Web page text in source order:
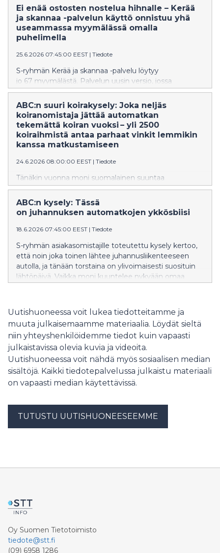
toteutettu pakkausuudistus vähentää pakkauksissa
käytetyn muovin määrää vuositasolla yli 34 000 kg.
Tämä vastaa yhteensä yli 1,6 miljoonaa muovikassia.
Ei enää ostosten nostelua hihnalle – Kerää
ja skannaa -palvelun käyttö onnistuu yhä
useammassa myymälässä omalla
puhelimella
25.6.2026 07:45:00 EEST | Tiedote
S-ryhmän Kerää ja skannaa -palvelu löytyy
jo 67 myymälästä. Palvelun uusin versio, jossa
skannaus tehdään omalla puhelimella, on
käytössä 7 myymälässä. Mobiili Kerää ja skannaa -
palvelu toimii S-ostoslista-sovelluksessa, joka tarjoaa
asiakkaille muitakin arkea helpottavia ominaisuuksia.
ABC:n suuri koirakysely: Joka neljäs
koiranomistaja jättää automatkan
tekemättä koiran vuoksi – yli 2500
koiraihmistä antaa parhaat vinkit lemmikin
kanssa matkustamiseen
24.6.2026 08:00:00 EEST | Tiedote
Tänäkin vuonna moni suomalainen suuntaa
kesälomamatkalle koiransa kanssa. ABC:n tuoreen
kyselytutkimuksen mukaan lemmikin kanssa
matkustaminen vaatii tarkkaa ennakkosuunnittelua.
Vastaajien mukaan Suomen teillä suurimpia haasteita
ovat lemmikille sopivien taukopaikkojen vähyys, minkä
tarttunut tähän tarpeeseen ja tuonut asemilleen
entistä enemmän koiraystävällisiä palveluita.
ABC:n kysely: Tässä
on juhannuksen automatkojen ykkösbiisi
18.6.2026 07:45:00 EEST | Tiedote
S-ryhmän asiakasomistajille toteutettu kysely kertoo,
että noin joka toinen lähtee juhannusliikenteeseen
autolla, ja tänään torstaina on ylivoimaisesti suosituin
lähtöpäivä. Vaikka moni kuuntelee nykyään omaa
nousi selvästi muiden yläpuolelle: Arttu Wiskarin
Mökkitie.
Uutishuoneessa voit lukea tiedotteitamme ja
muuta julkaisemaamme materiaalia. Löydät sieltä
niin yhteyshenkilöidemme tiedot kuin vapaasti
julkaistavissa olevia kuvia ja videoita.
Uutishuoneessa voit nähdä myös sosiaalisen median
sisältöjä. Kaikki tiedotepalvelussa julkaistu materiaali
on vapaasti median käytettävissä.
TUTUSTU UUTISHUONEESEEMME
Oy Suomen Tietotoimisto
tiedote@stt.fi
(09) 6958 1286